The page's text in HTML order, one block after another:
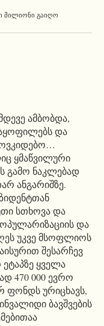
ᲛᲘᲚᲘᲝᲜᲘ ᲒᲐᲘᲦᲝ
ამბობდა,
და
ყმაწვილური
გამო ნაკლებად
ანგარიშზე.
სთხოვა და
და
უკვე მსოფლიოს
შესარჩევ
ყველა
470 000 ევრო
ფონდს ურიცხავს,
ბავშვების